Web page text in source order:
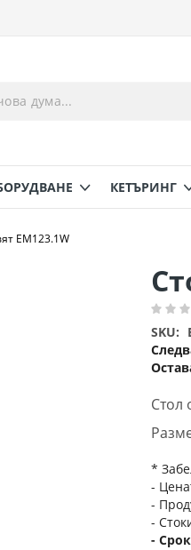
КЕТЪРИНГ
ΕΜ123.1W
SKU
Стол
*
-
-
-